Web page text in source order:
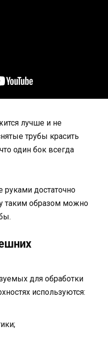
лучше и не
трубы красить
один бок всегда
достаточно
таким образом можно
для обработки
используются: